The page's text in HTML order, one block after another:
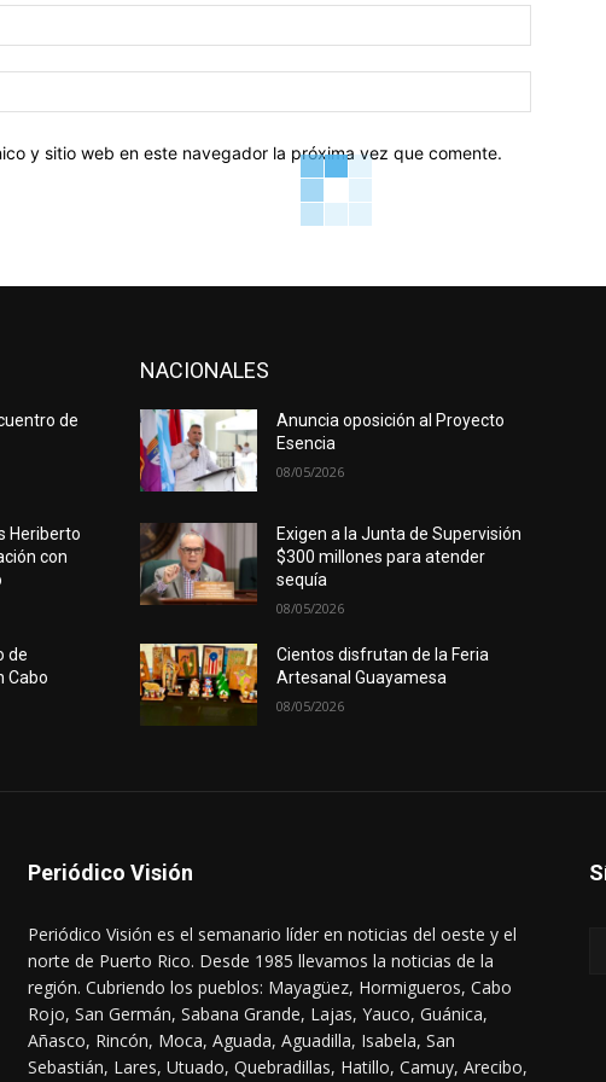
web:
y sitio web en este navegador la próxima vez que comente.
de
Heriberto
con
de
Cabo
NACIONALES
Anuncia oposición al Proyecto
Esencia
08/05/2026
Exigen a la Junta de Supervisión
$300 millones para atender
sequía
08/05/2026
Cientos disfrutan de la Feria
Artesanal Guayamesa
08/05/2026
Periódico Visión
Periódico Visión es el semanario líder en noticias del oeste y el
norte de Puerto Rico. Desde 1985 llevamos la noticias de la
región. Cubriendo los pueblos: Mayagüez, Hormigueros, Cabo
Rojo, San Germán, Sabana Grande, Lajas, Yauco, Guánica,
Añasco, Rincón, Moca, Aguada, Aguadilla, Isabela, San
Sebastián, Lares, Utuado, Quebradillas, Hatillo, Camuy, Arecibo,